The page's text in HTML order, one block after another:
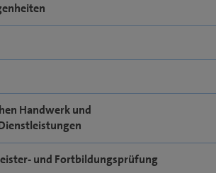
Handwerk und
und Fortbildungsprüfung